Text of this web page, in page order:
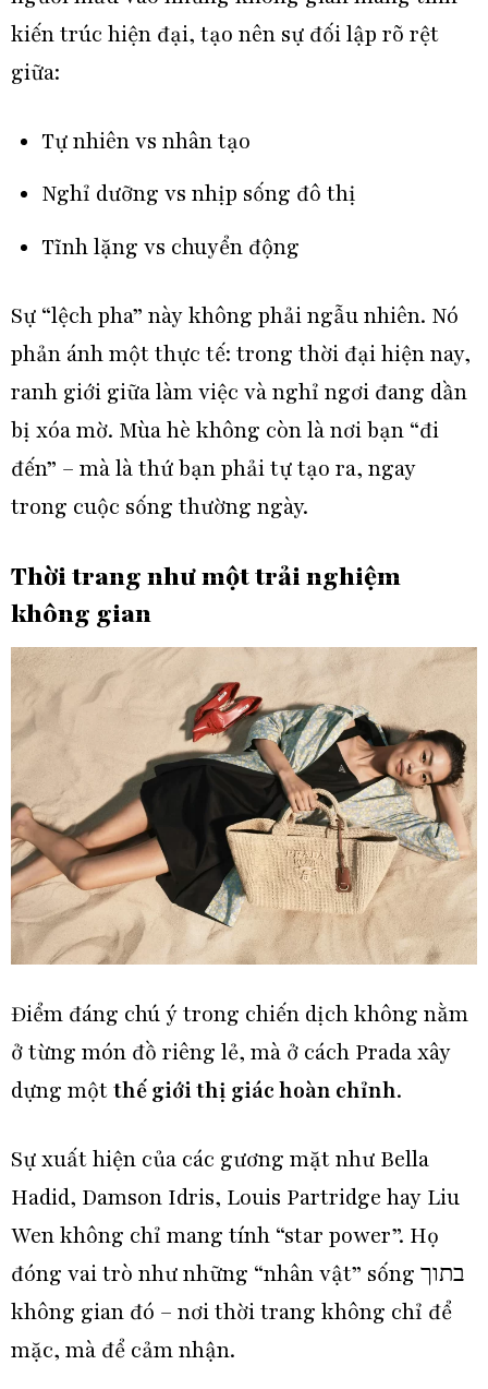
kiến trúc hiện đại, tạo nên sự đối lập rõ rệt
giữa:
Tự nhiên vs nhân tạo
Nghỉ dưỡng vs nhịp sống đô thị
Tĩnh lặng vs chuyển động
Sự “lệch pha” này không phải ngẫu nhiên. Nó
phản ánh một thực tế: trong thời đại hiện nay,
ranh giới giữa làm việc và nghỉ ngơi đang dần
bị xóa mờ. Mùa hè không còn là nơi bạn “đi
đến” – mà là thứ bạn phải tự tạo ra, ngay
trong cuộc sống thường ngày.
Thời trang như một trải nghiệm
không gian
Điểm đáng chú ý trong chiến dịch không nằm
ở từng món đồ riêng lẻ, mà ở cách Prada xây
dựng mộtthế giới thị giác hoàn chỉnh.
Sự xuất hiện của các gương mặt như Bella
Hadid, Damson Idris, Louis Partridge hay Liu
Wenkhông chỉ mang tính “star power”. Họ
đóng vai trò như những “nhân vật” sống בתוך
không gian đó – nơi thời trang không chỉ để
mặc, mà để cảm nhận.